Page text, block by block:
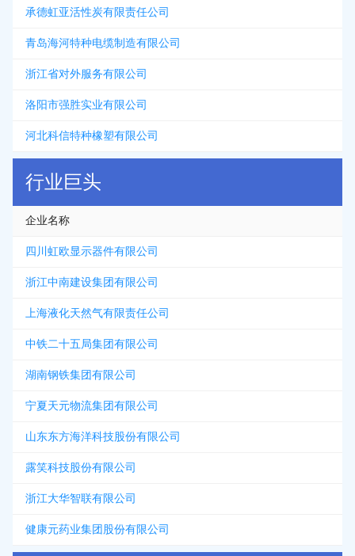
承德虹亚活性炭有限责任公司
青岛海河特种电缆制造有限公司
浙江省对外服务有限公司
洛阳市强胜实业有限公司
河北科信特种橡塑有限公司
行业巨头
企业名称
四川虹欧显示器件有限公司
浙江中南建设集团有限公司
上海液化天然气有限责任公司
中铁二十五局集团有限公司
湖南钢铁集团有限公司
宁夏天元物流集团有限公司
山东东方海洋科技股份有限公司
露笑科技股份有限公司
浙江大华智联有限公司
健康元药业集团股份有限公司